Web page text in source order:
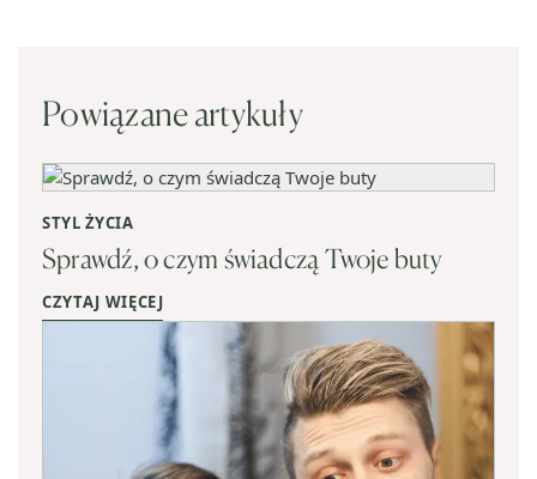
Powiązane artykuły
STYL ŻYCIA
Sprawdź, o czym świadczą Twoje buty
CZYTAJ WIĘCEJ